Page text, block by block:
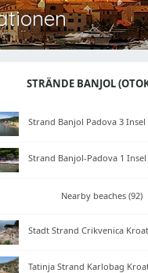
STRÄNDE BANJOL
Strand Banjol Padova 3 Insel
Strand Banjol-Padova 1
Nearby beaches (92)
Stadt Strand Crikvenica
Tatinja Strand Karlobag